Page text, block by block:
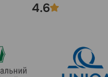
4.6